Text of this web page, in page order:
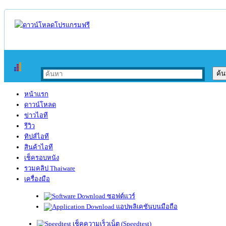
หน้าแรก
ดาวน์โหลด
ข่าวไอที
รีวิว
ทิปส์ไอที
สินค้าไอที
เช็ครอบหนัง
รวมคลิป Thaiware
เครื่องมือ
ซอฟต์แวร์
แอปพลิเคชันบนมือถือ
เช็คความเร็วเน็ต (Speedtest)